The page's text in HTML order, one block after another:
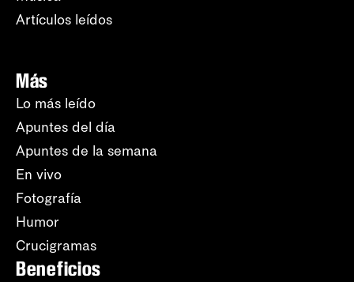
Artículos leídos
Más
Lo más leído
Apuntes del día
Apuntes de la semana
En vivo
Fotografía
Humor
Crucigramas
Beneficios